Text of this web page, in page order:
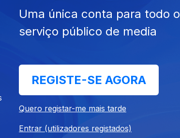
Uma única conta para todo o
serviço público de media
REGISTE-SE AGORA
Quero registar-me mais tarde
Entrar (utilizadores registados)